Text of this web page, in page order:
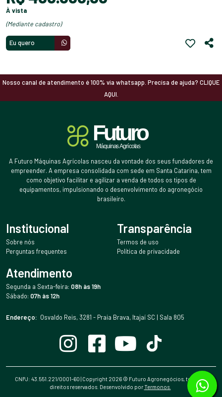
à vista
(mediante cadastro)
Eu quero
Nosso canal de atendimento é 100% via whatsapp. Precisa de ajuda? CLIQUE
AQUI.
A Futuro Máquinas Agrícolas nasceu da vontade dos seus fundadores de
empreender. A empresa consolidada com sede em Santa Catarina, tem
como objetivo facilitar e agilizar a venda de todos os tipos de
equipamentos, impulsionando o desenvolvimento do agronegócio
brasileiro.
Institucional
Sobre nós
Perguntas frequentes
Transparência
Termos de uso
Política de privacidade
Atendimento
Segunda a Sexta-feira: 08h às 19h
Sábado: 07h às 12h
Endereço: Osvaldo Reis, 3281 - Praia Brava, Itajaí SC | Sala 805
CNPJ: 43.551.221/0001-60 | Copyright 2026© Futuro Agronegócios, todos os
direitos reservados. Desenvolvido por Termonos.